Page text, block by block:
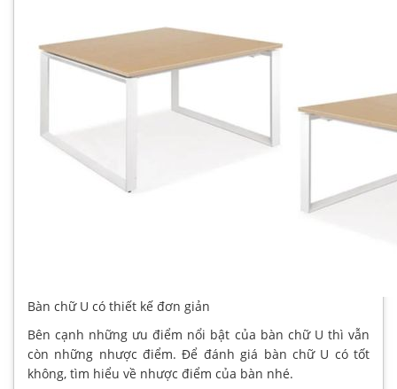
Bàn chữ U có thiết kế đơn giản
Bên cạnh những ưu điểm nổi bật của bàn chữ U thì vẫn
còn những nhược điểm. Để đánh giá bàn chữ U có tốt
không, tìm hiểu về nhược điểm của bàn nhé.